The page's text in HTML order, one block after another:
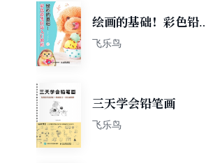
绘画的基础！彩色铅笔
技法入门教程
飞乐鸟
三天学会铅笔画
飞乐鸟